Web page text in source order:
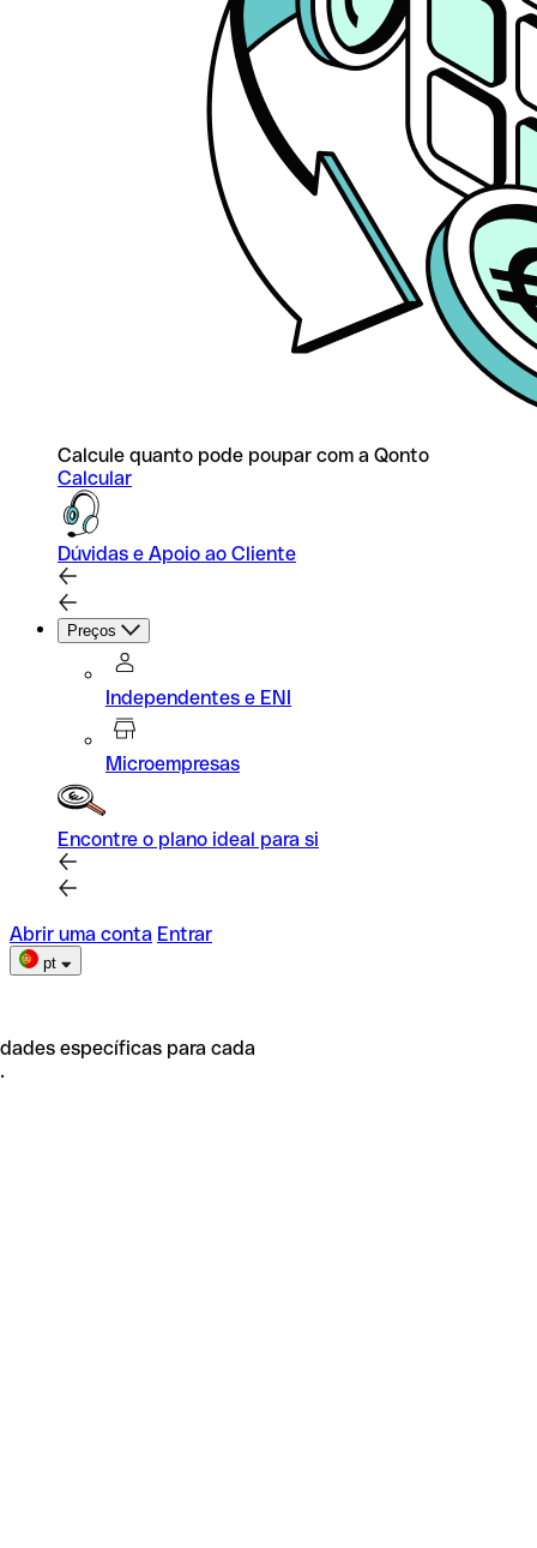
Calcule quanto pode poupar com a Qonto
Calcular
Dúvidas e Apoio ao Cliente
Preços
Independentes e ENI
Microempresas
Encontre o plano ideal para si
Abrir uma conta Entrar
pt
específicas para cada